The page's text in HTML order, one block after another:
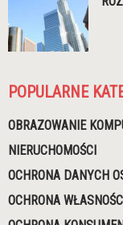
POPULARNE
OBRAZOWANIE
NIERUCHOMOŚCI
OCHRONA DANYCH
OCHRONA